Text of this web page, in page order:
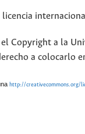
licencia
Copyright a la
a colocarlo
http://creativecommons.org/